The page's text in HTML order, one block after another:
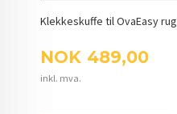
Klekkeskuffe til OvaEasy
Pris
NOK 489,00
inkl. mva.